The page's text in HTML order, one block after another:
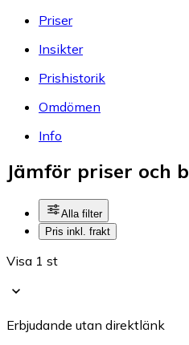
Priser
Insikter
Prishistorik
Omdömen
Info
Jämför priser och
Alla filter
Pris inkl. frakt
Visa 1 st
Erbjudande utan direktlänk